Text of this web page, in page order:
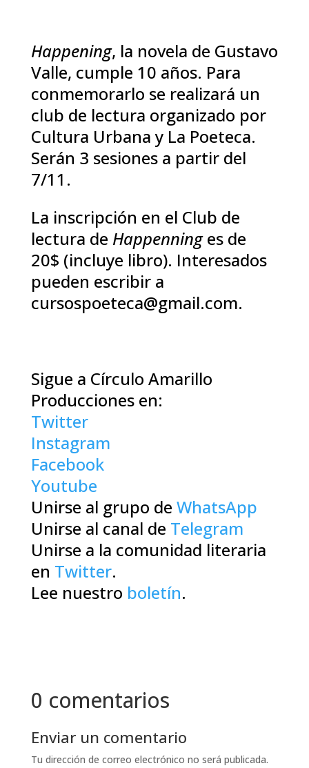
Happening, la novela de Gustavo
Valle, cumple 10 años. Para
conmemorarlo se realizará un
club de lectura organizado por
Cultura Urbana y La Poeteca.
Serán 3 sesiones a partir del
7/11.
La inscripción en el Club de
lectura de Happenninges de
20$ (incluye libro). Interesados
pueden escribir a
cursospoeteca@gmail.com.
Sigue a Círculo Amarillo
Producciones en:
Twitter
Instagram
Facebook
Youtube
Unirse al grupo de WhatsApp
Unirse al canal de Telegram
Unirse a la comunidad literaria
en Twitter.
Lee nuestro boletín.
0 comentarios
Enviar un comentario
Tu dirección de correo electrónico no será publicada.